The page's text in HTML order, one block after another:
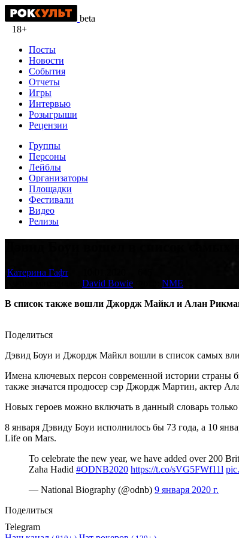
beta
18+
Посты
Новости
События
Отчеты
Игры
Интервью
Розыгрыши
Рецензии
Группы
Персоны
Лейблы
Организаторы
Площадки
Фестивали
Видео
Релизы
Катерина Гафт
David Bowie
NME
В список также вошли Джордж Майкл и Алан
Поделиться
Дэвид Боуи и Джордж Майкл вошли в список самых
Имена ключевых персон современной истории страны
также значатся продюсер сэр Джордж Мартин, актер
Новых героев можно включать в данный словарь только
8 января Дэвиду Боуи исполнилось бы 73 года, а 10
Life on Mars.
To celebrate the new year, we have added over 200
Zaha Hadid #ODNB2020 https://t.co/sVG5FWf11l
— National Biography (@odnb) 9 января 2020 г.
Поделиться
Telegram